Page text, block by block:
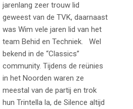
jarenlang zeer trouw lid
geweest van de TVK, daarnaast
was Wim vele jaren lid van het
team Behid en Techniek. Wel
bekend in de “Classics”
community. Tijdens de reünies
in het Noorden waren ze
meestal van de partij en trok
hun Trintella la, de Silence altijd